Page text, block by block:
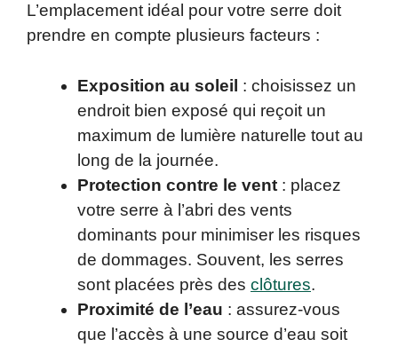
L’emplacement idéal pour votre serre doit
prendre en compte plusieurs facteurs :
Exposition au soleil : choisissez un
endroit bien exposé qui reçoit un
maximum de lumière naturelle tout au
long de la journée.
Protection contre le vent : placez
votre serre à l’abri des vents
dominants pour minimiser les risques
de dommages. Souvent, les serres
sont placées près des clôtures.
Proximité de l’eau : assurez-vous
que l’accès à une source d’eau soit